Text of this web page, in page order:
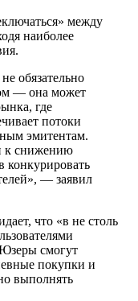
между
наиболее
обязательно
— она может
где
потоки
эмитентам.
к снижению
конкурировать
— заявил
что «в не столь
смогут
покупки и
выполнять